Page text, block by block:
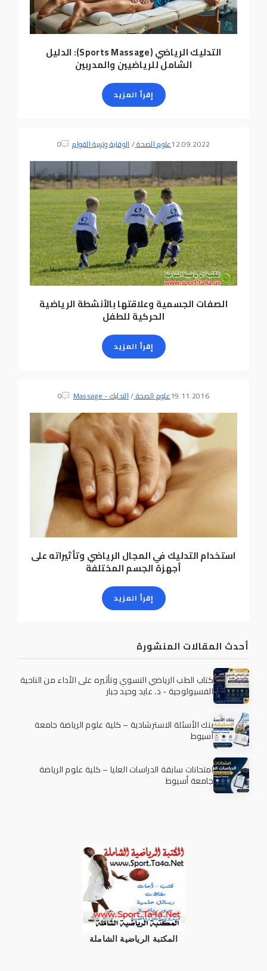
التدليك الرياضي (Sports Massage): الدليل
الشامل للرياضيين والمدربين
إقرأ المزيد
12.09.2022علوم الصحة/الوقاية وتربية القوام 0
الصفات الجسمية وعلاقتها بالأنشطة الرياضية
الحركية للطفل
إقرأ المزيد
19.11.2016علوم الصحة/التدليك - Massage 0
استخدام التدليك في المجال الرياضي وتأثيراته على
أجهزة الجسم المختلفة
إقرأ المزيد
أحدث المقالات المنشورة
كتاب الطب الرياضي النسوي وتأثيره على الأداء من الناحية
الفسيولوجية - د. عايد وحيد جبار
بنك الأسئلة الاسترشادية – كلية علوم الرياضة جامعة
أسيوط
امتحانات سابقة الدراسات العليا – كلية علوم الرياضة
جامعة أسيوط
المكتبة الرياضية الشاملة